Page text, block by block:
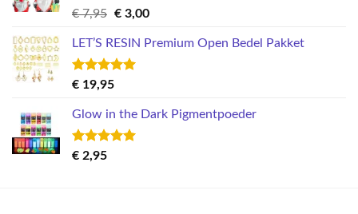
Gewaardeerd
€7,95 Oorspronkelijke
was:
€ 7,95.
€3,00Huidige
is:
LET’S RESIN Premium Open Bedel Pakket
Gewaardeerd
€ 19,95
Glow in the Dark Pigmentpoeder
Gewaardeerd
€ 2,95